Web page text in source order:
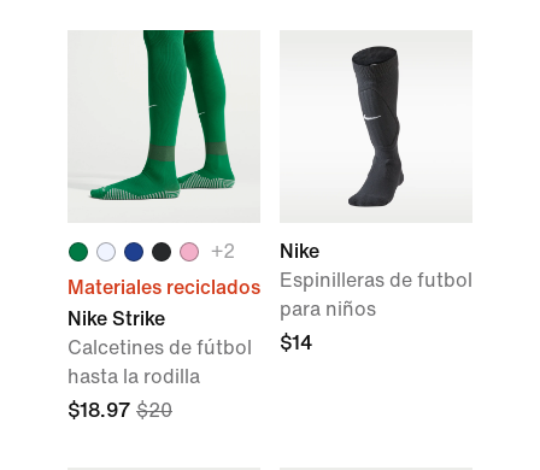
+2
Materiales reciclados
Nike Strike
Calcetines de fútbol
hasta la rodilla
$18.97 $20
Nike
Espinilleras de futbol
para niños
$14